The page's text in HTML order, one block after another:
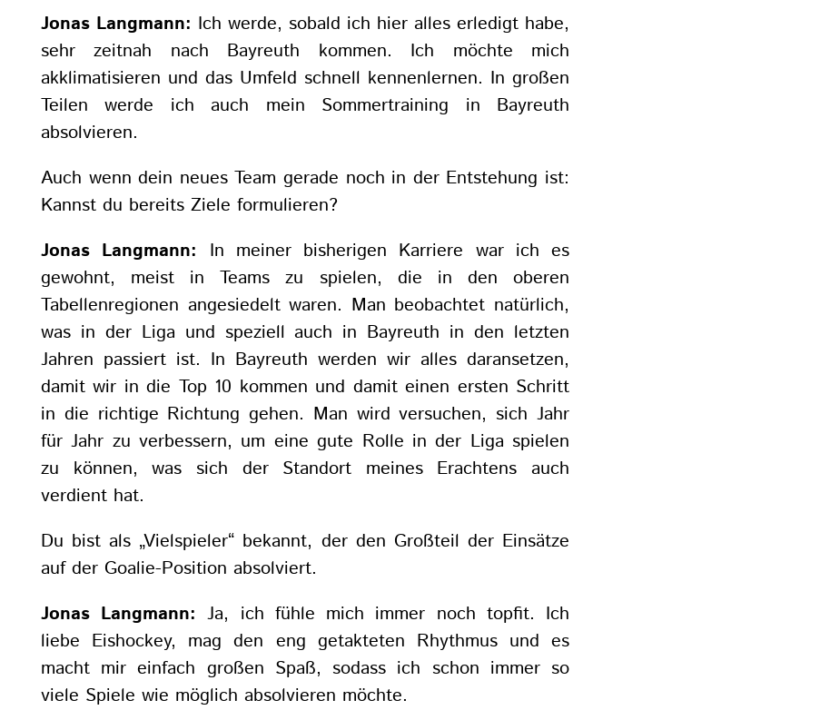
Jonas Langmann: Ich werde, sobald ich hier alles erledigt habe,
sehr zeitnah nach Bayreuth kommen. Ich möchte mich
akklimatisieren und das Umfeld schnell kennenlernen. In großen
Teilen werde ich auch mein Sommertraining in Bayreuth
absolvieren.
Auch wenn dein neues Team gerade noch in der Entstehung ist:
Kannst du bereits Ziele formulieren?
Jonas Langmann: In meiner bisherigen Karriere war ich es
gewohnt, meist in Teams zu spielen, die in den oberen
Tabellenregionen angesiedelt waren. Man beobachtet natürlich,
was in der Liga und speziell auch in Bayreuth in den letzten
Jahren passiert ist. In Bayreuth werden wir alles daransetzen,
damit wir in die Top 10 kommen und damit einen ersten Schritt
in die richtige Richtung gehen. Man wird versuchen, sich Jahr
für Jahr zu verbessern, um eine gute Rolle in der Liga spielen
zu können, was sich der Standort meines Erachtens auch
verdient hat.
Du bist als „Vielspieler“ bekannt, der den Großteil der Einsätze
auf der Goalie-Position absolviert.
Jonas Langmann: Ja, ich fühle mich immer noch topfit. Ich
liebe Eishockey, mag den eng getakteten Rhythmus und es
macht mir einfach großen Spaß, sodass ich schon immer so
viele Spiele wie möglich absolvieren möchte.